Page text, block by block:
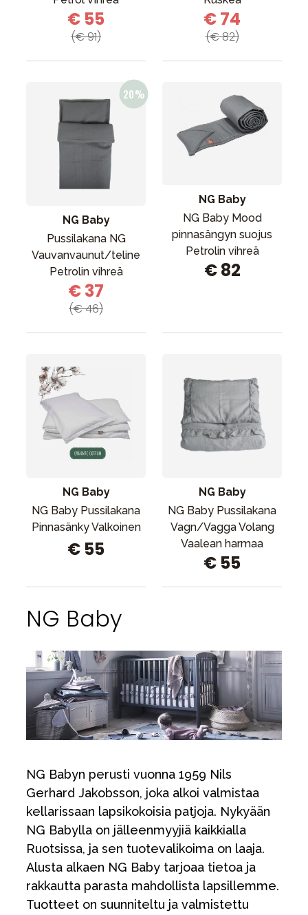
€ 55
(€ 91)
€ 74
(€ 82)
NG Baby
Pussilakana NG
Vauvanvaunut/teline
Petrolin vihreä
€ 37
(€ 46)
NG Baby
NG Baby Mood
pinnasängyn suojus
Petrolin vihreä
€ 82
NG Baby
NG Baby Pussilakana
Pinnasänky Valkoinen
€ 55
NG Baby
NG Baby Pussilakana
Vagn/Vagga Volang
Vaalean harmaa
€ 55
NG Baby
NG Babyn perusti vuonna 1959 Nils
Gerhard Jakobsson, joka alkoi valmistaa
kellarissaan lapsikokoisia patjoja. Nykyään
NG Babylla on jälleenmyyjiä kaikkialla
Ruotsissa, ja sen tuotevalikoima on laaja.
Alusta alkaen NG Baby tarjoaa tietoa ja
rakkautta parasta mahdollista lapsillemme.
Tuotteet on suunniteltu ja valmistettu